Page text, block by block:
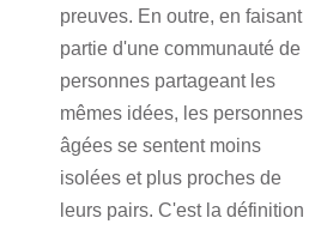
preuves. En outre, en faisant
partie d'une communauté de
personnes partageant les
mêmes idées, les personnes
âgées se sentent moins
isolées et plus proches de
leurs pairs. C'est la définition